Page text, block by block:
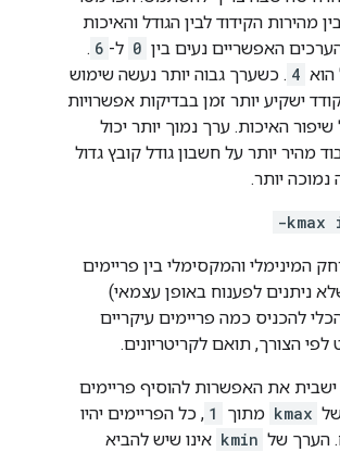
מהירות הקידוד לבין הגודל והאיכות
האפשריים נעים בין 0 ל- 6
.
4 . כשערך גבוה יותר נעשה שימוש
ישקיע יותר זמן בבדיקות אפשרויות
האיכות. ערך נמוך יותר יכול
מהיר יותר על חשבון גודל קובץ גדול
נמוכה יותר.
-kmax
המינימלי והמקסימלי בין פריימים
ניתנים לפענוח באופן עצמאי)
להכניס כמה פריימים עיקריים
הצורך, תואם לקריטריונים.
ישבית את האפשרות להוסיף פריימים
kmax מתוך 1 , כל הפריימים יהיו
הערך של kmin אינו שיש להביא